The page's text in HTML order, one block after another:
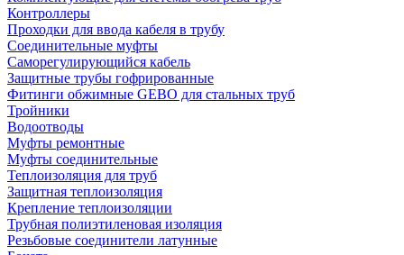
Контроллеры
Проходки для ввода кабеля в трубу
Соединительные муфты
Саморегулирующийся кабель
Защитные трубы гофрированные
Фитинги обжимные GEBO для стальных труб
Тройники
Водоотводы
Муфты ремонтные
Муфты соединительные
Теплоизоляция для труб
Защитная теплоизоляция
Крепление теплоизоляции
Трубная полиэтиленовая изоляция
Резьбовые соединители латунные